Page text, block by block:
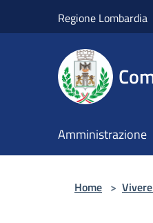
Regione Lombardia
Amministrazione
Home >